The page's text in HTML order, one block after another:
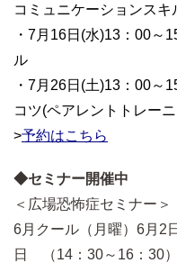
コミュニケーションス
・7月16日(水)13：00
ル
・7月26日(土)13：00
コツ(ペアレントトレー
>予約はこちら
◆セミナー開催中
＜広場恐怖症セミナー＞
6月クール（月曜）6月2
日 （14：30～16：30）